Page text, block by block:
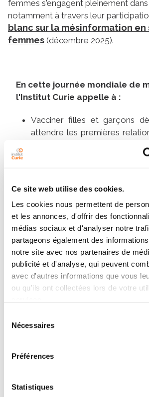
Ce site web utilise des cookies.
Les cookies nous permettent de
et les annonces, d'offrir des
médias sociaux et d'analyser notre
partageons également des
notre site avec nos partenaires de
publicité et d'analyse, qui peuvent
avec d'autres informations que vous
ou qu'ils ont collectées lors de votre
Nécessaires
Préférences
Statistiques
femmes s'engagent pleinement
notamment à travers leur
blanc sur la mésinformation en
femmes (décembre 2025).
En cette journée mondiale de
l'Institut Curie appelle à :
Vacciner filles et garçons
attendre les premières
Renforcer l'information
la vaccination et le dépistage ;
Encourager la participation
de dépistage organisé ;
Amplifier la recherche et
actions de prévention et de
d'atteindre, à terme,
Femmes : une
360°